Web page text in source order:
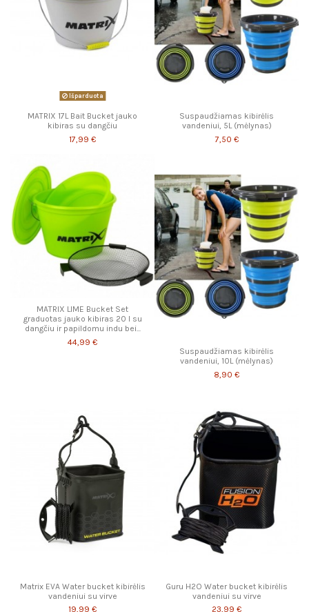
Išparduota
MATRIX 17L Bait Bucket jauko
kibiras su dangčiu
17,99 €
Suspaudžiamas kibirėlis
vandeniui, 5L (mėlynas)
7,50 €
MATRIX LIME Bucket Set
graduotas jauko kibiras 20 l su
dangčiu ir papildomu indu bei...
44,99 €
Suspaudžiamas kibirėlis
vandeniui, 10L (mėlynas)
8,90 €
Matrix EVA Water bucket kibirėlis
vandeniui su virve
19,99 €
Guru H2O Water bucket kibirėlis
vandeniui su virve
23,99 €